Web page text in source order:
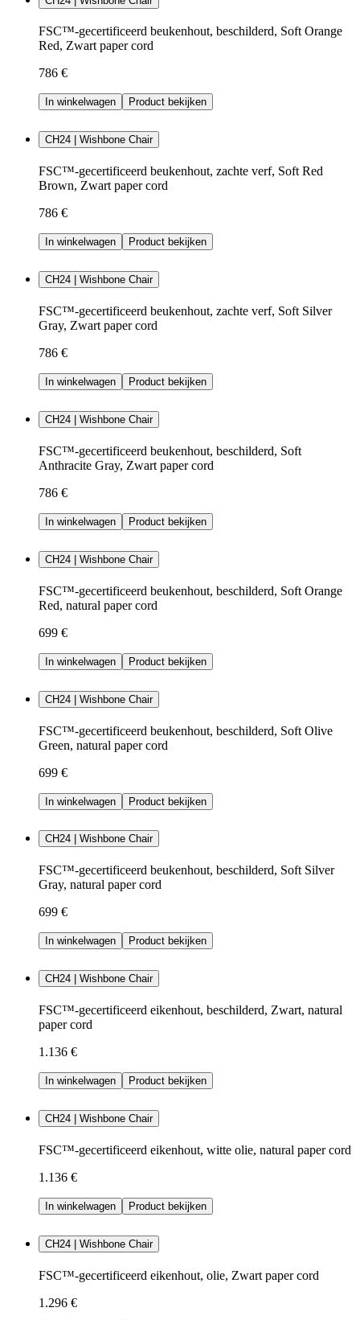
FSC™-gecertificeerd beukenhout, beschilderd, Soft Orange
Red, Zwart paper cord
786 €
In winkelwagen Product bekijken
CH24 | Wishbone Chair
FSC™-gecertificeerd beukenhout, zachte verf, Soft Red
Brown, Zwart paper cord
786 €
In winkelwagen Product bekijken
CH24 | Wishbone Chair
FSC™-gecertificeerd beukenhout, zachte verf, Soft Silver
Gray, Zwart paper cord
786 €
In winkelwagen Product bekijken
CH24 | Wishbone Chair
FSC™-gecertificeerd beukenhout, beschilderd, Soft
Anthracite Gray, Zwart paper cord
786 €
In winkelwagen Product bekijken
CH24 | Wishbone Chair
FSC™-gecertificeerd beukenhout, beschilderd, Soft Orange
Red, natural paper cord
699 €
In winkelwagen Product bekijken
CH24 | Wishbone Chair
FSC™-gecertificeerd beukenhout, beschilderd, Soft Olive
Green, natural paper cord
699 €
In winkelwagen Product bekijken
CH24 | Wishbone Chair
FSC™-gecertificeerd beukenhout, beschilderd, Soft Silver
Gray, natural paper cord
699 €
In winkelwagen Product bekijken
CH24 | Wishbone Chair
FSC™-gecertificeerd eikenhout, beschilderd, Zwart, natural
paper cord
1.136 €
In winkelwagen Product bekijken
CH24 | Wishbone Chair
FSC™-gecertificeerd eikenhout, witte olie, natural paper cord
1.136 €
In winkelwagen Product bekijken
CH24 | Wishbone Chair
FSC™-gecertificeerd eikenhout, olie, Zwart paper cord
1.296 €